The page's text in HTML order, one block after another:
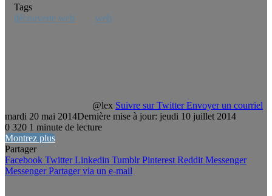
Tags
découverte web
web
@lex Suivre sur Twitter Envoyer un courriel
mardi 20 mai 2014Dernière mise à jour: jeudi 10 juillet 2014
0 320 1 minute de lecture
Montrez plus
Partager
Facebook Twitter Linkedin Tumblr Pinterest Reddit Messenger
Messenger Partager via un e-mail